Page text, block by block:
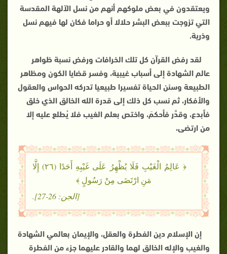
ويعتقدون في بعض ملوكهم أنهم من نسل الآلهة المقدسة
التي تزوجت ببعض البشر حلالا أو حراما فكان لها فيهم نسل
وذرية.
لقد رفض القرآن كل تلك الخرافات ورفض نسبة ظواهر
عالم الشهادة إلى أسباب غيبية، وفسر قضايا الكون ومظاهر
الطبيعة وسنن الحياة تفسيرا طبيعيا تدركه الحواس والعقول
والأفكار، ثم نسب كل ذلك إلى قدرة الله الخالق الذي خلق
فأبدع، وقدَّر فأحكمَ، واختص بعلم الغيب فلا يُطلع عليه إلا
من ارتضى،
﴿ ‌عَالِمُ ‌الْغَيْبِ فَلَا يُظْهِرُ عَلَى غَيْبِهِ أَحَدًا (٢٦) إِلَّا
مَنِ ارْتَضَى مِنْ رَسُولٍ ﴾
[الجن: 26-27].
إن الإسلام دين الفطرة والعقل، والإيمان بعالمي الشهادة
والغيب والإله الخالق لهما والقادر عليهما جزء من الفطرة